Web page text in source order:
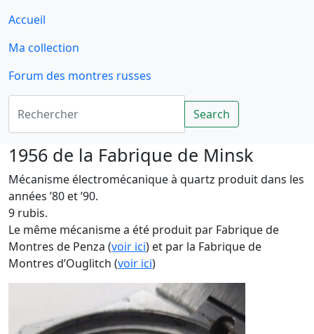
Accueil
Ma collection
Forum des montres russes
Rechercher
Search
1956 de la Fabrique de Minsk
Mécanisme électromécanique à quartz produit dans les
années ’80 et ’90.
9 rubis.
Le même mécanisme a été produit par Fabrique de
Montres de Penza (voir ici) et par la Fabrique de
Montres d’Ouglitch (voir ici)